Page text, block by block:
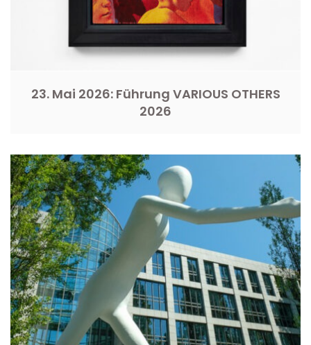
23. Mai 2026: Führung VARIOUS OTHERS
2026